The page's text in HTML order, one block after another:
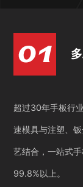
超过30年手板行
速模具与注塑、
艺结合，一站式
99.8%以上。